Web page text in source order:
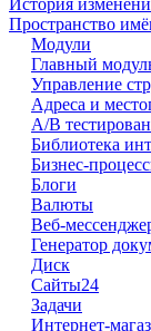
История
Пространство
Модули
Главный
Управление
Адреса и
А/В
Библиотека
Бизнес-
Блоги
Валюты
Веб-
Генератор
Диск
Сайты24
Задачи
Интернет-